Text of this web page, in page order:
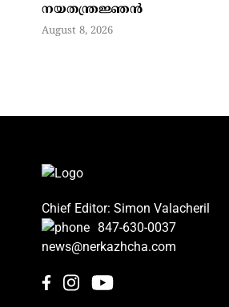
നയതന്ത്രജ്ഞൻ
August 8, 2026
Chief Editor: Simon Valacheril
847-630-0037
news@nerkazhcha.com